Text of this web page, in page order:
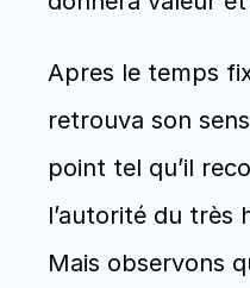
Apres le temps
retrouva son
point tel qu’il
l’autorité du très
Mais observons